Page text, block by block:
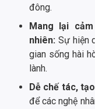
đông.
Mang lại
nhiên: Sự hiện
gian sống hài
lành.
Dễ chế tác,
để các nghệ